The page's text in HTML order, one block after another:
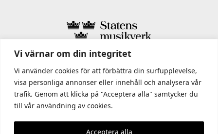
Vi värnar om din integritet
Vi använder cookies för att förbättra din surfupplevelse,
visa personliga annonser eller innehåll och analysera vår
trafik. Genom att klicka på "Acceptera alla" samtycker du
till vår användning av cookies.
Acceptera alla
I STATENS MUSIKVERK INGÅR